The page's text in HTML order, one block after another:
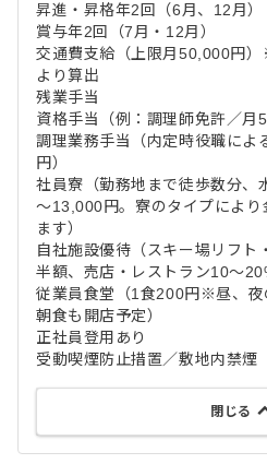
昇進・昇格年2回（6月、12月）
賞与年2回（7月・12月）
交通費支給（上限月50,000円
より算出
残業手当
資格手当（例：調理師免許／月
調理業務手当（内定時役職に
円）
社員寮（勤務地まで徒歩数分、
～13,000円。寮のタイプにより
ます）
自社施設優待（スキー場リフト
半額、売店・レストラン10～
従業員食堂（1食200円※昼、夜
朝食も開店予定）
正社員登用あり
受動喫煙防止措置／敷地内禁煙
閉じる